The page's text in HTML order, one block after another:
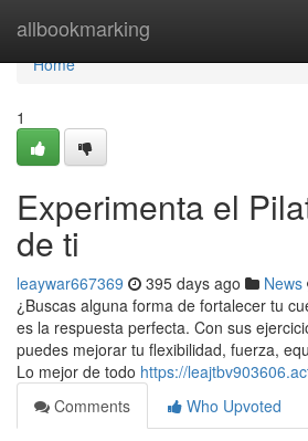
allbookmarking
Home
Home
1
Experimenta el
de ti
leaywar667369 395 days ago News
¿Buscas alguna forma de fortalecer tu
es la respuesta perfecta. Con sus
puedes mejorar tu flexibilidad, fuerza,
Lo mejor de todo https://
Comments
Who Upvoted